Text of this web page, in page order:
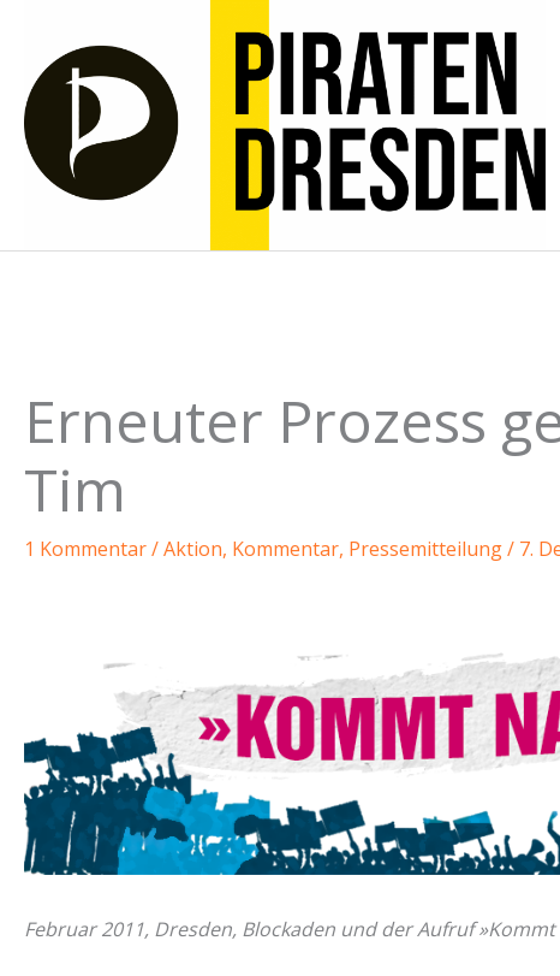
springen
Erneuter Prozess
Tim
1 Kommentar/Aktion, Kommentar, Pressemitteilung/ 7.
Februar 2011, Dresden, Blockaden und der Aufruf